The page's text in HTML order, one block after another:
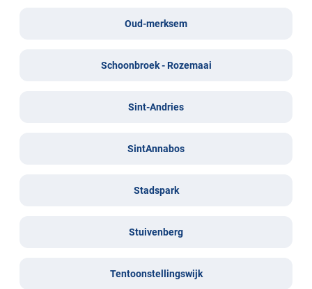
Oud-merksem
Schoonbroek - Rozemaai
Sint-Andries
SintAnnabos
Stadspark
Stuivenberg
Tentoonstellingswijk